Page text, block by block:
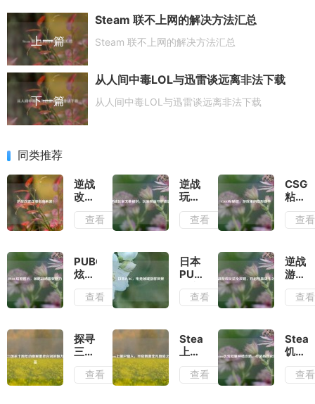
上一篇
Steam 联不上网的解决方法汇总
Steam 联不上网的解决方法汇总
下一篇
从人间中毒LOL与迅雷谈远离非法下载
从人间中毒LOL与迅雷谈远离非法下载
同类推荐
逆战
改建
详细
指南
查看
逆战
玩家
无辜
权益
守护
成谜
查看
CSGO
粘贴
键，
游戏
助手
查看
PUBG
炫酷
图
片，
极致
魅力
查看
日本
PUBG，
电竞
领域
查看
逆战
游戏
玩法
全攻
热血
战斗
查看
探寻
三国
杀十
周年
查看
Steam
上僵
尸猎
人，
查看
饥荒
批量
种植
查看